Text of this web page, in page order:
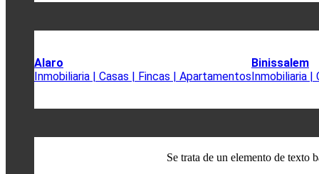
Alaro
Inmobiliaria | Casas | Fincas | Apartamentos
Binissalem
Inmobiliaria |
Se trata de un elemento de texto